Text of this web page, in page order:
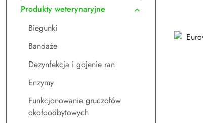
Produkty weterynaryjne
Biegunki
Bandaże
Dezynfekcja i gojenie ran
Enzymy
Funkcjonowanie gruczołów
okołoodbytowych